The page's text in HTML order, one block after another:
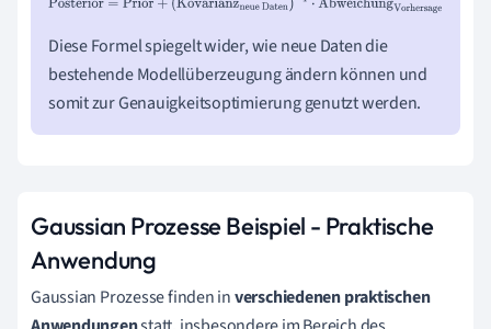
Diese Formel spiegelt wider, wie neue Daten die
bestehende Modellüberzeugung ändern können und
somit zur Genauigkeitsoptimierung genutzt werden.
Gaussian Prozesse Beispiel - Praktische
Anwendung
Gaussian Prozesse finden inverschiedenen praktischen